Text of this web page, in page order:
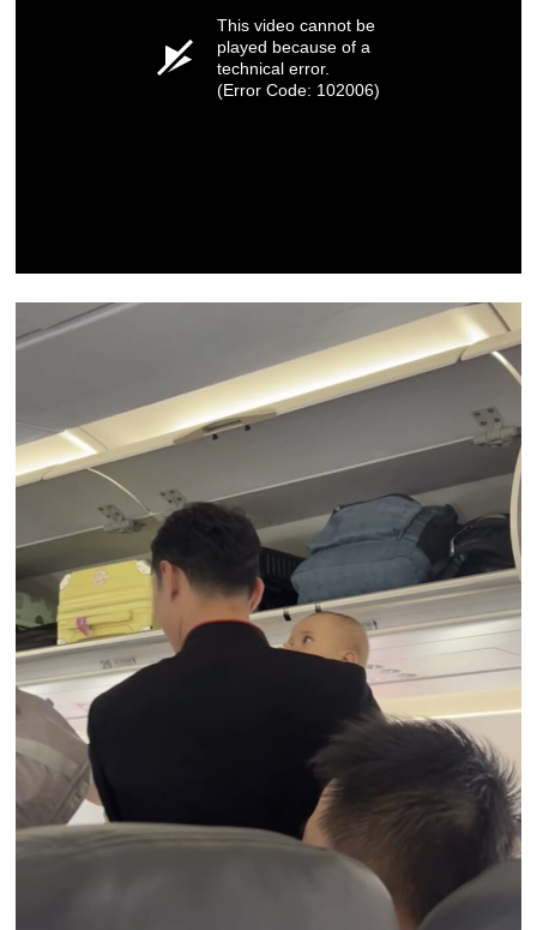
This video cannot be
played because of a
technical error.
(Error Code: 102006)